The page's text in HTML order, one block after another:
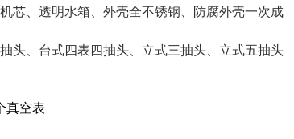
芯、透明水箱、外壳全不锈钢、防腐外壳一次成
头、台式四表四抽头、立式三抽头、立式五抽头
真空表